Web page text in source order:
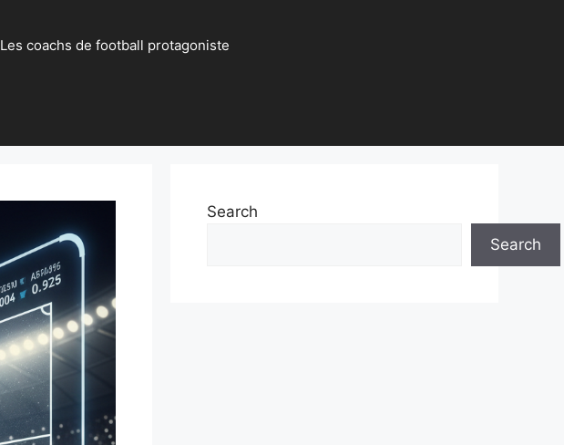
Les coachs de football protagoniste
Search
Search